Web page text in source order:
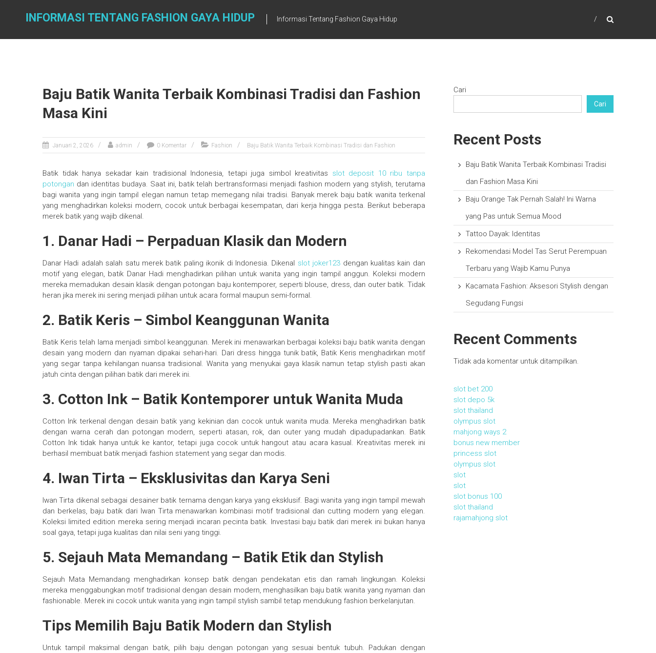
INFORMASI TENTANG FASHION GAYA HIDUP Informasi Tentang Fashion Gaya Hidup
Baju Batik Wanita Terbaik Kombinasi Tradisi dan Fashion
Masa Kini
Januari 2, 2026 admin 0 Komentar Fashion Baju Batik Wanita Terbaik Kombinasi Tradisi dan Fashion
Batik tidak hanya sekadar kain tradisional Indonesia, tetapi juga simbol kreativitas slot deposit 10 ribu tanpa
potongan dan identitas budaya. Saat ini, batik telah bertransformasi menjadi fashion modern yang stylish, terutama
bagi wanita yang ingin tampil elegan namun tetap memegang nilai tradisi. Banyak merek baju batik wanita terkenal
yang menghadirkan koleksi modern, cocok untuk berbagai kesempatan, dari kerja hingga pesta. Berikut beberapa
merek batik yang wajib dikenal.
1. Danar Hadi – Perpaduan Klasik dan Modern
Danar Hadi adalah salah satu merek batik paling ikonik di Indonesia. Dikenal slot joker123 dengan kualitas kain dan
motif yang elegan, batik Danar Hadi menghadirkan pilihan untuk wanita yang ingin tampil anggun. Koleksi modern
mereka memadukan desain klasik dengan potongan baju kontemporer, seperti blouse, dress, dan outer batik. Tidak
heran jika merek ini sering menjadi pilihan untuk acara formal maupun semi-formal.
2. Batik Keris – Simbol Keanggunan Wanita
Batik Keris telah lama menjadi simbol keanggunan. Merek ini menawarkan berbagai koleksi baju batik wanita dengan
desain yang modern dan nyaman dipakai sehari-hari. Dari dress hingga tunik batik, Batik Keris menghadirkan motif
yang segar tanpa kehilangan nuansa tradisional. Wanita yang menyukai gaya klasik namun tetap stylish pasti akan
jatuh cinta dengan pilihan batik dari merek ini.
3. Cotton Ink – Batik Kontemporer untuk Wanita Muda
Cotton Ink terkenal dengan desain batik yang kekinian dan cocok untuk wanita muda. Mereka menghadirkan batik
dengan warna cerah dan potongan modern, seperti atasan, rok, dan outer yang mudah dipadupadankan. Batik
Cotton Ink tidak hanya untuk ke kantor, tetapi juga cocok untuk hangout atau acara kasual. Kreativitas merek ini
berhasil membuat batik menjadi fashion statement yang segar dan modis.
4. Iwan Tirta – Eksklusivitas dan Karya Seni
Iwan Tirta dikenal sebagai desainer batik ternama dengan karya yang eksklusif. Bagi wanita yang ingin tampil mewah
dan berkelas, baju batik dari Iwan Tirta menawarkan kombinasi motif tradisional dan cutting modern yang elegan.
Koleksi limited edition mereka sering menjadi incaran pecinta batik. Investasi baju batik dari merek ini bukan hanya
soal gaya, tetapi juga kualitas dan nilai seni yang tinggi.
5. Sejauh Mata Memandang – Batik Etik dan Stylish
Sejauh Mata Memandang menghadirkan konsep batik dengan pendekatan etis dan ramah lingkungan. Koleksi
mereka menggabungkan motif tradisional dengan desain modern, menghasilkan baju batik wanita yang nyaman dan
fashionable. Merek ini cocok untuk wanita yang ingin tampil stylish sambil tetap mendukung fashion berkelanjutan.
Tips Memilih Baju Batik Modern dan Stylish
Untuk tampil maksimal dengan batik, pilih baju dengan potongan yang sesuai bentuk tubuh. Padukan dengan
Cari
Cari
Recent Posts
Baju Batik Wanita Terbaik Kombinasi Tradisi
dan Fashion Masa Kini
Baju Orange Tak Pernah Salah! Ini Warna
yang Pas untuk Semua Mood
Tattoo Dayak: Identitas
Rekomendasi Model Tas Serut Perempuan
Terbaru yang Wajib Kamu Punya
Kacamata Fashion: Aksesori Stylish dengan
Segudang Fungsi
Recent Comments
Tidak ada komentar untuk ditampilkan.
slot bet 200
slot depo 5k
slot thailand
olympus slot
mahjong ways 2
bonus new member
princess slot
olympus slot
slot
slot
slot bonus 100
slot thailand
rajamahjong slot